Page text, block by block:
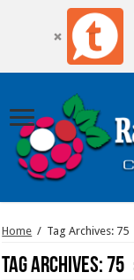
Home / Tag Archives: 75
Tag Archives:75